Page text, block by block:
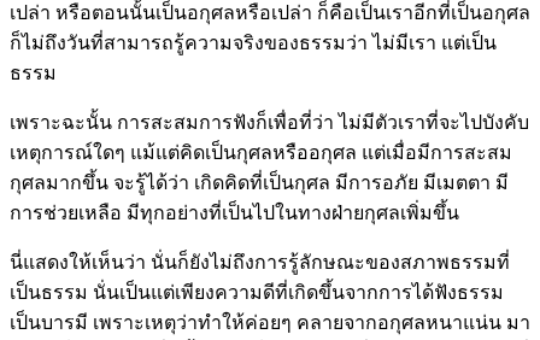
เปล่า หรือตอนนั้นเป็นอกุศลหรือเปล่า ก็คือเป็นเราอีกที่เป็นอกุศล
ก็ไม่ถึงวันที่สามารถรู้ความจริงของธรรมว่า ไม่มีเรา แต่เป็น
ธรรม
เพราะฉะนั้น การสะสมการฟังก็เพื่อที่ว่า ไม่มีตัวเราที่จะไปบังคับ
เหตุการณ์ใดๆ แม้แต่คิดเป็นกุศลหรืออกุศล แต่เมื่อมีการสะสม
กุศลมากขึ้น จะรู้ได้ว่า เกิดคิดที่เป็นกุศล มีการอภัย มีเมตตา มี
การช่วยเหลือ มีทุกอย่างที่เป็นไปในทางฝ่ายกุศลเพิ่มขึ้น
นี่แสดงให้เห็นว่า นั่นก็ยังไม่ถึงการรู้ลักษณะของสภาพธรรมที่
เป็นธรรม นั่นเป็นแต่เพียงความดีที่เกิดขึ้นจากการได้ฟังธรรม
เป็นบารมี เพราะเหตุว่าทำให้ค่อยๆ คลายจากอกุศลหนาแน่น มา